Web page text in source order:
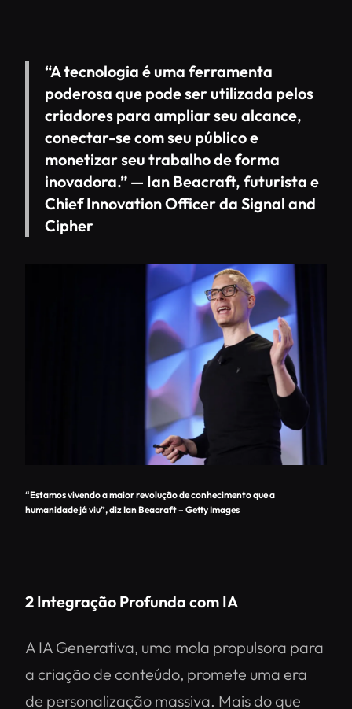
“A tecnologia é uma ferramenta
poderosa que pode ser utilizada pelos
criadores para ampliar seu alcance,
conectar-se com seu público e
monetizar seu trabalho de forma
inovadora.” — Ian Beacraft, futurista e
Chief Innovation Officer da Signal and
Cipher
“Estamos vivendo a maior revolução de conhecimento que a
humanidade já viu”, diz Ian Beacraft – Getty Images
2 Integração Profunda com IA
A IA Generativa, uma mola propulsora para
a criação de conteúdo, promete uma era
de personalização massiva. Mais do que